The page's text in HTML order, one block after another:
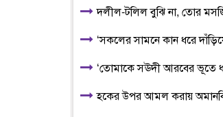
দলীল-টলিল বুঝি না, তোর
‘সকলের সামনে কান ধরে
‘তোমাকে সঊদী আরবের ভূতে
হকের উপর আমল করায়